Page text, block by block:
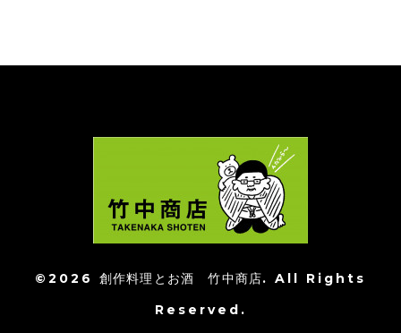
©2026 創作料理とお酒 竹中商店. All Rights
Reserved.